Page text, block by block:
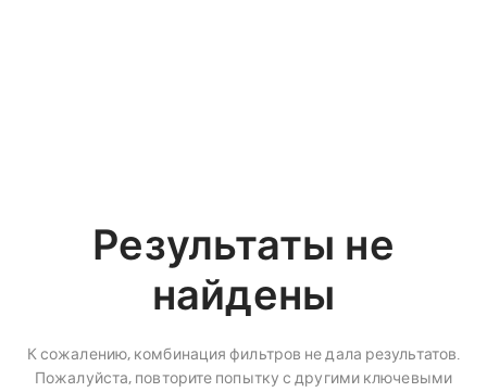
Результаты не
найдены
К сожалению, комбинация фильтров не дала результатов.
Пожалуйста, повторите попытку с другими ключевыми